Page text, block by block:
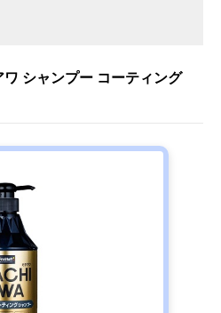
シャンプー コーティング